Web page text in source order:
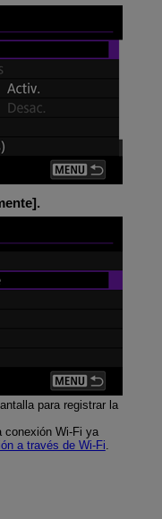
].
para registrar la
conexión Wi-Fi ya
a través de Wi-Fi.